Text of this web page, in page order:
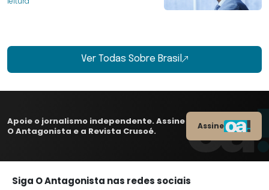
Ver Todas Sobre Brasil
Apoie o jornalismo independente. Assine
O Antagonista e a Revista Crusoé.
Assine
Siga O Antagonista nas redes sociais